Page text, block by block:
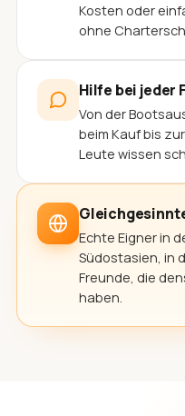
Kosten oder
ohne
Hilfe bei jeder
Von der
beim Kauf bis
Leute wissen
Echte Eigner in
Südostasien, in
Freunde, die
haben.